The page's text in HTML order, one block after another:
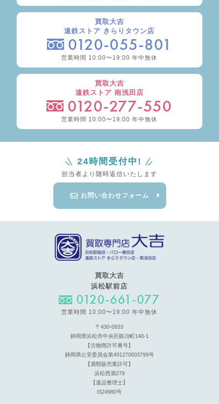
買取大吉
遠鉄ストア きらりタウン店
0120-055-801
営業時間 10:00〜19:00 年中無休
買取大吉
遠鉄ストア 南浅田店
0120-277-550
営業時間 10:00〜19:00 年中無休
24時間受付中!
担当者より随時返信いたします
お問い合わせフォーム
買取大吉
浜松駅前店
0120-661-077
営業時間 10:00〜19:00 年中無休
〒430-0933
静岡県浜松市中央区鍛冶町140-1
【古物商許可番号】
静岡県公安委員会第491270003799号
【酒類販売業許可】
浜松西酒279
【遺品整理士】
IS24980号